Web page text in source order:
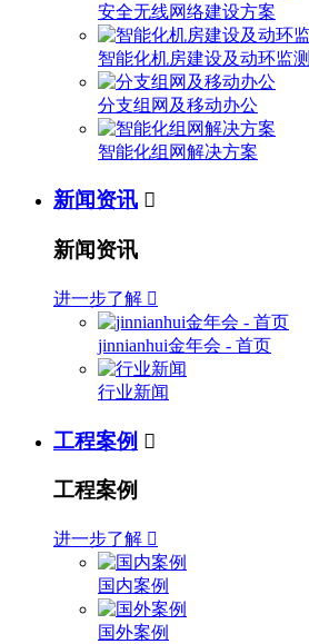
安全无线网络建设方案
智能化机房建设及动环监测
分支组网及移动办公
智能化组网解决方案
新闻资讯 
新闻资讯
进一步了解 
jinnianhui金年会 - 首页
行业新闻
工程案例 
工程案例
进一步了解 
国内案例
国外案例